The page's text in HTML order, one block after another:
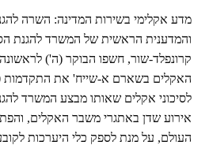
מדע אקלימי בשירות המדינה: השרה
והמדענית הראשית של המשרד להגנת
קרונפלד-שור, חשפו הבוקר (ה')
האקלים בשארם א-שייח' את התקדמות
לסיכוני אקלים שאותו מבצע המשרד
אירוע שדן באתגרי משבר האקלים,
העולם, על מנת לספק כלי היערכות